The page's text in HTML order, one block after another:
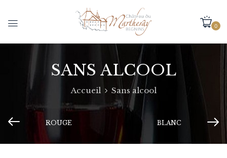
0
SANS ALCOOL
Accueil Sans alcool
ROUGE BLANC